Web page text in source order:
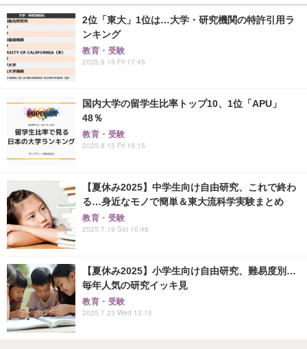
2位「東大」1位は…大学・研究機関の特許引用ラ
ンキング
教育・受験
2025.8.15 Fri 17:45
国内大学の留学生比率トップ10、1位「APU」
48％
教育・受験
2025.8.15 Fri 19:15
【夏休み2025】中学生向け自由研究、これで終わ
る…身近なモノで簡単＆東大流科学実験まとめ
教育・受験
2025.7.19 Sat 10:46
【夏休み2025】小学生向け自由研究、難易度別…
毎年人気の研究イッキ見
教育・受験
2025.7.23 Wed 13:15